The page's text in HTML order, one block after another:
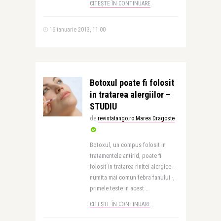
CITEȘTE ÎN CONTINUARE
16 ianuarie 2013, 11:00
Botoxul poate fi folosit
in tratarea alergiilor –
STUDIU
de revistatango.ro Marea Dragoste
Botoxul, un compus folosit in
tratamentele antirid, poate fi
folosit in tratarea rinitei alergice -
numita mai comun febra fanului -,
primele teste in acest ..
CITEȘTE ÎN CONTINUARE